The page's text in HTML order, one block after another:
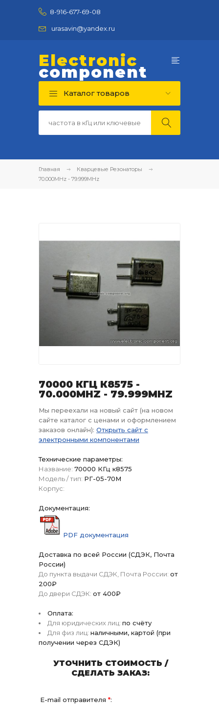
8-916-677-69-08
urasavin@yandex.ru
Electronic
component
Каталог товаров
Главная
Кварцевые Резонаторы
70.000MHz - 79.999MHz
70000 КГЦ К8575 -
70.000MHZ - 79.999MHZ
Мы переехали на новый сайт (на новом
сайте каталог с ценами и оформлением
заказов онлайн): Открыть сайт с
электронными компонентами
Технические параметры:
Название: 70000 КГц к8575
Модель / тип: РГ-05-70М
Корпус:
Документация:
PDF документация
Доставка по всей России (СДЭК, Почта
России)
До пункта выдачи СДЭК, Почта России: от
200₽
До двери СДЭК: от 400₽
Оплата:
Для юридических лиц: по счёту
Для физ лиц: наличными, картой (при
получении через СДЭК)
УТОЧНИТЬ СТОИМОСТЬ /
СДЕЛАТЬ ЗАКАЗ:
E-mail отправителя *: